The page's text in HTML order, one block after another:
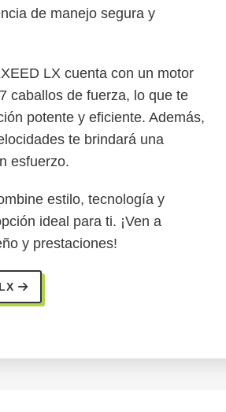
de manejo segura y
LX cuenta con un motor
caballos de fuerza, lo que te
potente y eficiente. Además,
te brindará una
esfuerzo.
estilo, tecnología y
ideal para ti. ¡Ven a
y prestaciones!